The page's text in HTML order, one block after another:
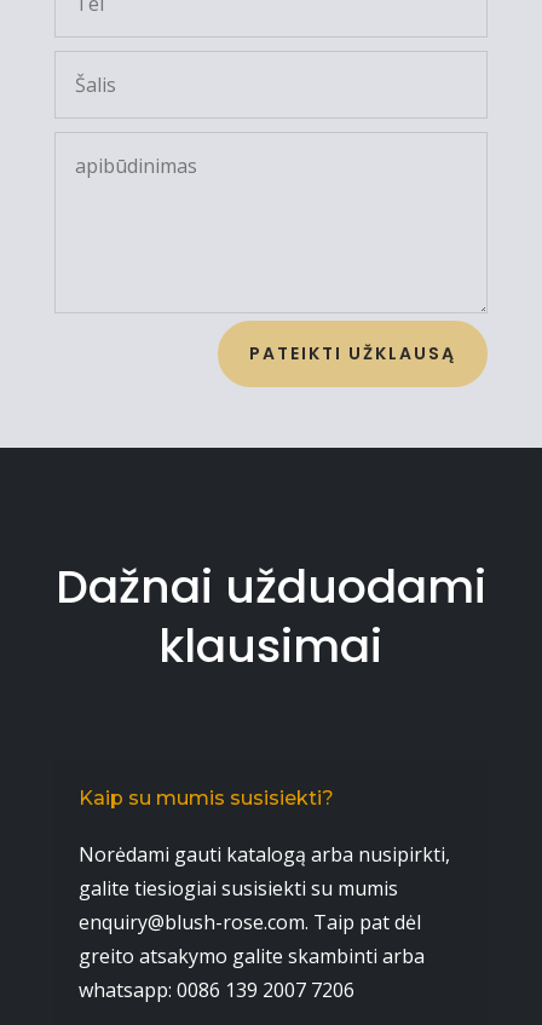
PATEIKTI UŽKLAUSĄ
Dažnai užduodami
klausimai
Kaip su mumis susisiekti?
Norėdami gauti katalogą arba nusipirkti,
galite tiesiogiai susisiekti su mumis
enquiry@blush-rose.com. Taip pat dėl
greito atsakymo galite skambinti arba
whatsapp: 0086 139 2007 7206